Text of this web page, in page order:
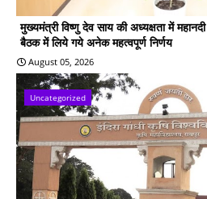
मुख्यमंत्री विष्णु देव साय की अध्यक्षता में
बैठक में लिये गये अनेक महत्वपूर्ण निर्णय
August 05, 2026
Uncategorized